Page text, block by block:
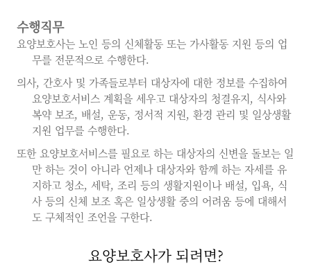
수행직무
요양보호사는 노인 등의 신체활동 또는 가사활동 지원 등의 업
무를 전문적으로 수행한다.
의사, 간호사 및 가족들로부터 대상자에 대한 정보를 수집하여
요양보호서비스 계획을 세우고 대상자의 청결유지, 식사와
복약 보조, 배설, 운동, 정서적 지원, 환경 관리 및 일상생활
지원 업무를 수행한다.
또한 요양보호서비스를 필요로 하는 대상자의 신변을 돌보는 일
만 하는 것이 아니라 언제나 대상자와 함께 하는 자세를 유
지하고 청소, 세탁, 조리 등의 생활지원이나 배설, 입욕, 식
사 등의 신체 보조 혹은 일상생활 중의 어려움 등에 대해서
도 구체적인 조언을 구한다.
요양보호사가 되려면?